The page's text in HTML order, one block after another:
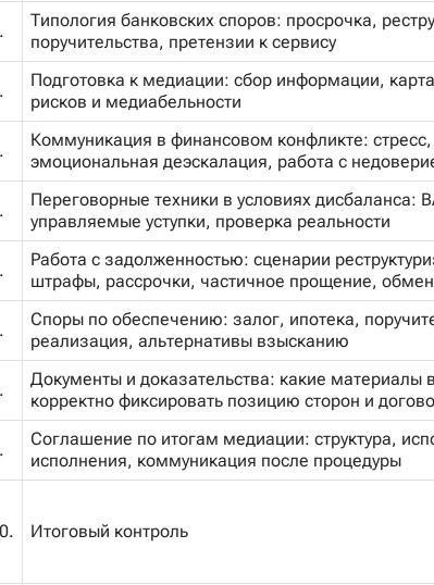
Типология банковских споров: просрочка,
поручительства, претензии к сервису
Подготовка к медиации: сбор информации,
рисков и медиабельности
Коммуникация в финансовом конфликте:
эмоциональная деэскалация, работа с
Переговорные техники в условиях дисбаланса:
управляемые уступки, проверка реальности
Работа с задолженностью: сценарии
штрафы, рассрочки, частичное прощение, обмен
Споры по обеспечению: залог, ипотека,
реализация, альтернативы взысканию
Документы и доказательства: какие материалы
корректно фиксировать позицию сторон и
Соглашение по итогам медиации: структура,
исполнения, коммуникация после процедуры
Итоговый контроль